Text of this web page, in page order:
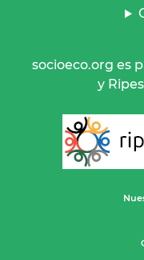
socioeco.org es
y